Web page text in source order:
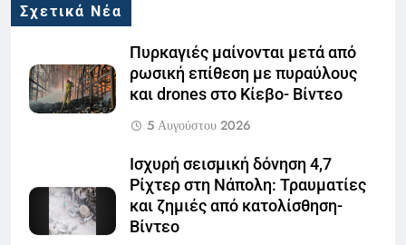
Σχετικά Νέα
Πυρκαγιές μαίνονται μετά από
ρωσική επίθεση με πυραύλους
και drones στο Κίεβο- Βίντεο
5 Αυγούστου 2026
Ισχυρή σεισμική δόνηση 4,7
Ρίχτερ στη Νάπολη: Τραυματίες
και ζημιές από κατολίσθηση-
Βίντεο